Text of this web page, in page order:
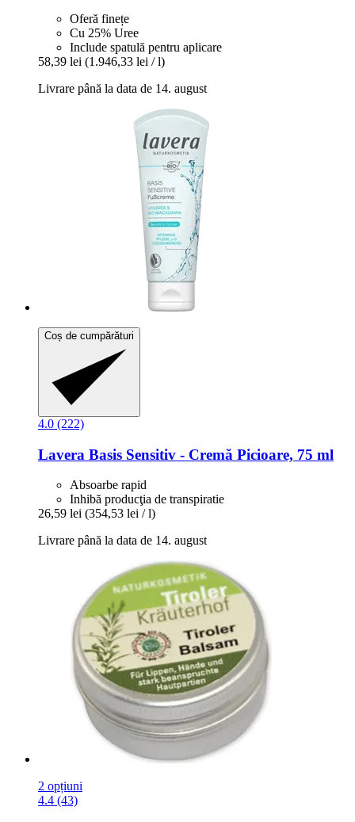
Oferă finețe
Cu 25% Uree
Include spatulă pentru aplicare
58,39 lei (1.946,33 lei / l)
Livrare până la data de 14. august
Coș de cumpărături
4.0 (222)
Lavera Basis Sensitiv -​ Cremă Picioare, 75 ml
Absoarbe rapid
Inhibă producţia de transpiratie
26,59 lei (354,53 lei / l)
Livrare până la data de 14. august
2 opțiuni
4.4 (43)